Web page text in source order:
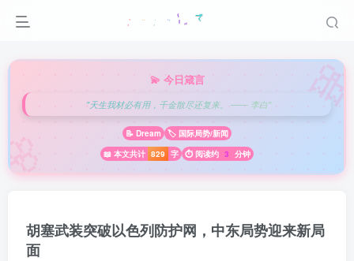
💫 今日箴言
"天生我材必有用，千金散尽还复来。 —— 李白"
📝 Dream 🏷️ 国际局势/新闻
📖 本文共计 829 字 ⏱️ 阅读约 3 分钟
胡塞武装突破以色列防护网，中东局势迎来新局
面